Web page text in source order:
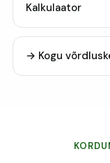
Kalkulaator
→ Kogu